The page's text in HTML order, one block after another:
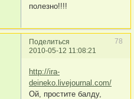
полезно!!!!
Поделиться
78
2010-05-12 11:08:21
http://ira-
deineko.livejournal.com/
Ой, простите балду,